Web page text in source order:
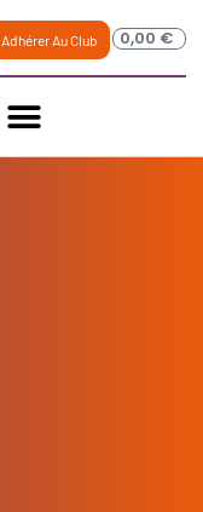
Adhérer Au Club 0,00 €